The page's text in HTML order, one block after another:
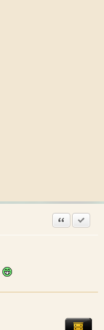
Citation